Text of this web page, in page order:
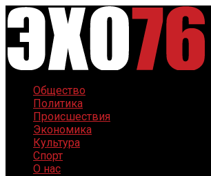
Общество
Политика
Происшествия
Экономика
Культура
Спорт
О нас